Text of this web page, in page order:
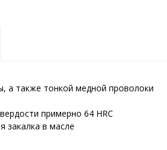
а также тонкой медной проволоки
примерно 64 HRC
закалка в масле